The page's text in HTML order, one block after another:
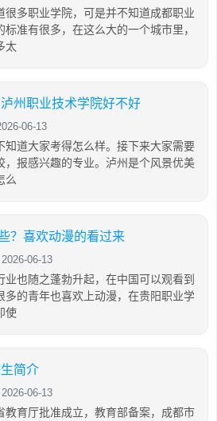
很多职业学院，可是并不知道成都职业
准有很多，在这么大的一个城市里，
太
州职业技术学院好不好
06-13
知道大家考得怎么样。接下来大家需要
，报感兴趣的专业。泸州是个风景优美
么
？喜欢动漫的看过来
06-13
业也随之蓬勃升起，在中国可以观看到
多的青年也喜欢上动漫，在贵阳职业学
使
简介
06-13
教育厅批准成立，教育部备案，成都市